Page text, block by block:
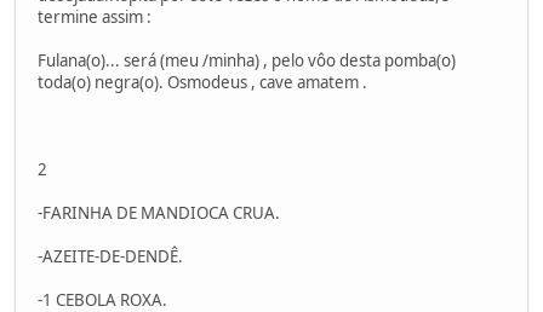
termine assim :
Fulana(o)... será (meu /minha) , pelo vôo desta pomba(o)
toda(o) negra(o). Osmodeus , cave amatem .
2
-FARINHA DE MANDIOCA CRUA.
-AZEITE-DE-DENDÊ.
-1 CEBOLA ROXA.